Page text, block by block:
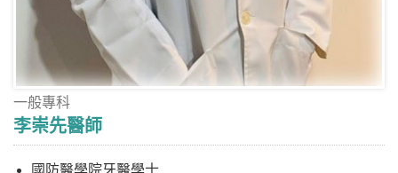
一般專科
李崇先醫師
國防醫學院牙醫學士